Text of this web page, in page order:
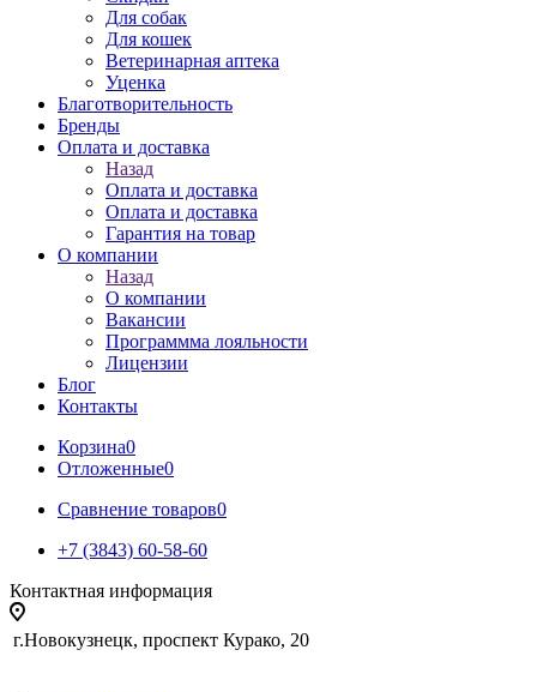
Для собак
Для кошек
Ветеринарная аптека
Уценка
Благотворительность
Бренды
Оплата и доставка
Назад
Оплата и доставка
Оплата и доставка
Гарантия на товар
О компании
Назад
О компании
Вакансии
Программма лояльности
Лицензии
Блог
Контакты
Корзина0
Отложенные0
Сравнение товаров0
+7 (3843) 60-58-60
Контактная информация
г.Новокузнецк, проспект Курако, 20